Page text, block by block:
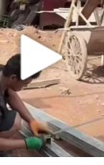
金饰克价一夜
永和豆浆创始